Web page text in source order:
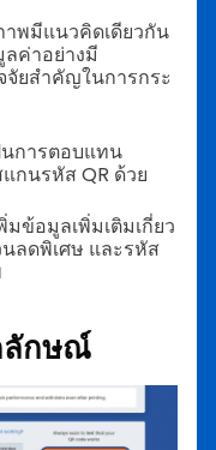
พมีแนวคิดเดียวกัน
ค่าอย่างมี
ยสำคัญในการกระ
การตอบแทน
กนรหัส QR ด้วย
ข้อมูลเพิ่มเติมเกี่ยว
ลดพิเศษ และรหัส
ลักษณ์